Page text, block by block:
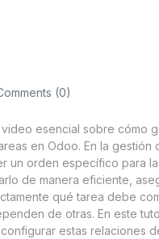
(0)
esencial sobre cómo
en Odoo. En la gestión
un orden específico para
de manera eficiente,
qué tarea debe
de otras. En este
estas relaciones